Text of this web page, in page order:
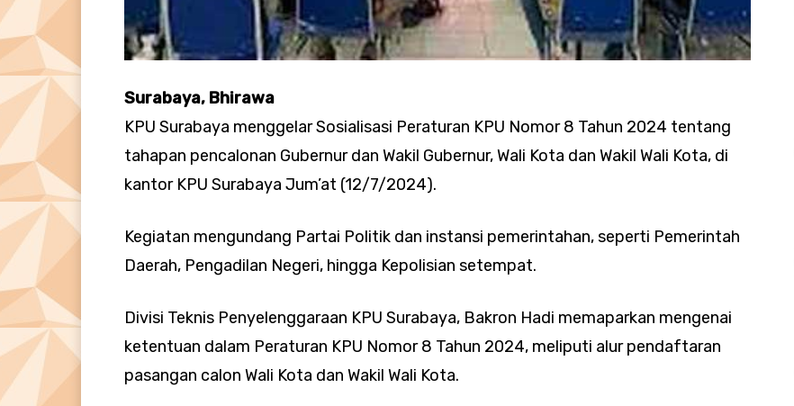
Surabaya, Bhirawa
KPU Surabaya menggelar Sosialisasi Peraturan KPU Nomor 8 Tahun 2024 tentang
tahapan pencalonan Gubernur dan Wakil Gubernur, Wali Kota dan Wakil Wali Kota, di
kantor KPU Surabaya Jum’at (12/7/2024).
Kegiatan mengundang Partai Politik dan instansi pemerintahan, seperti Pemerintah
Daerah, Pengadilan Negeri, hingga Kepolisian setempat.
Divisi Teknis Penyelenggaraan KPU Surabaya, Bakron Hadi memaparkan mengenai
ketentuan dalam Peraturan KPU Nomor 8 Tahun 2024, meliputi alur pendaftaran
pasangan calon Wali Kota dan Wakil Wali Kota.